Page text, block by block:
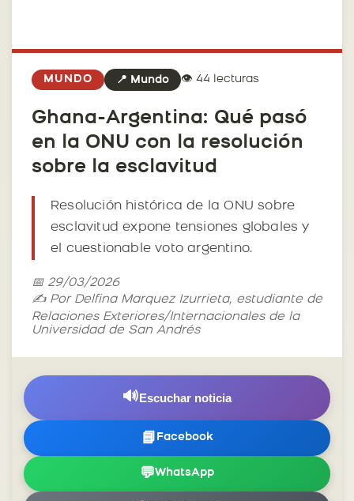
MUNDO 📍 Mundo 👁️ 44 lecturas
Ghana-Argentina: Qué pasó
en la ONU con la resolución
sobre la esclavitud
Resolución histórica de la ONU sobre
esclavitud expone tensiones globales y
el cuestionable voto argentino.
📅 29/03/2026
✍️ Por Delfina Marquez Izurrieta, estudiante de
Relaciones Exteriores/Internacionales de la
Universidad de San Andrés
🔊Escuchar noticia
📘 Facebook
💬WhatsApp